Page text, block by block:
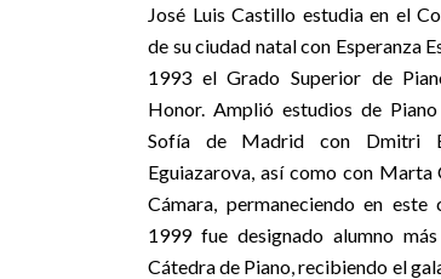
José Luis Castillo estudia en el
de su ciudad natal con Esperanza
1993 el Grado Superior de
Honor. Amplió estudios de
Sofía de Madrid con Dmitri
Eguiazarova, así como con Marta
Cámara, permaneciendo en
1999 fue designado alumno
Cátedra de Piano, recibiendo el